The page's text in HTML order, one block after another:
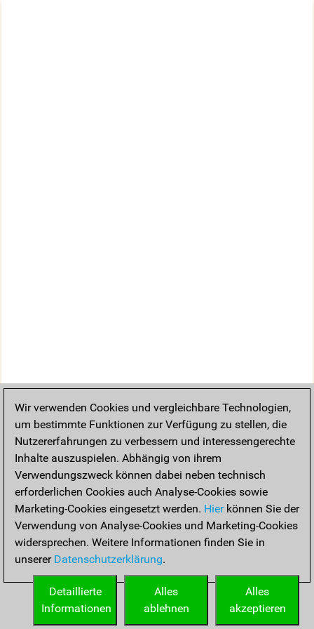
Wir verwenden Cookies und vergleichbare Technologien,
um bestimmte Funktionen zur Verfügung zu stellen, die
Nutzererfahrungen zu verbessern und interessengerechte
Inhalte auszuspielen. Abhängig von ihrem
Verwendungszweck können dabei neben technisch
erforderlichen Cookies auch Analyse-Cookies sowie
Marketing-Cookies eingesetzt werden. Hierkönnen Sie der
Verwendung von Analyse-Cookies und Marketing-Cookies
widersprechen. Weitere Informationen finden Sie in
unserer Datenschutzerklärung.
Alles
akzeptieren
Alles
ablehnen
Detaillierte
Informationen